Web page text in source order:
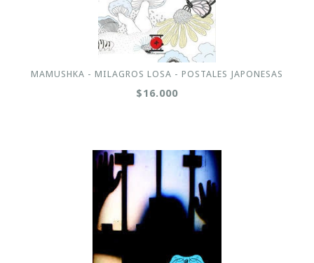
MAMUSHKA - MILAGROS LOSA - POSTALES JAPONESAS
$16.000